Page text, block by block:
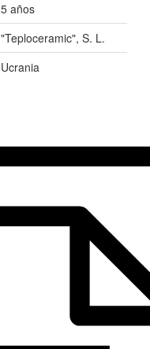
5 años
"Teploceramic", S. L.
Ucrania